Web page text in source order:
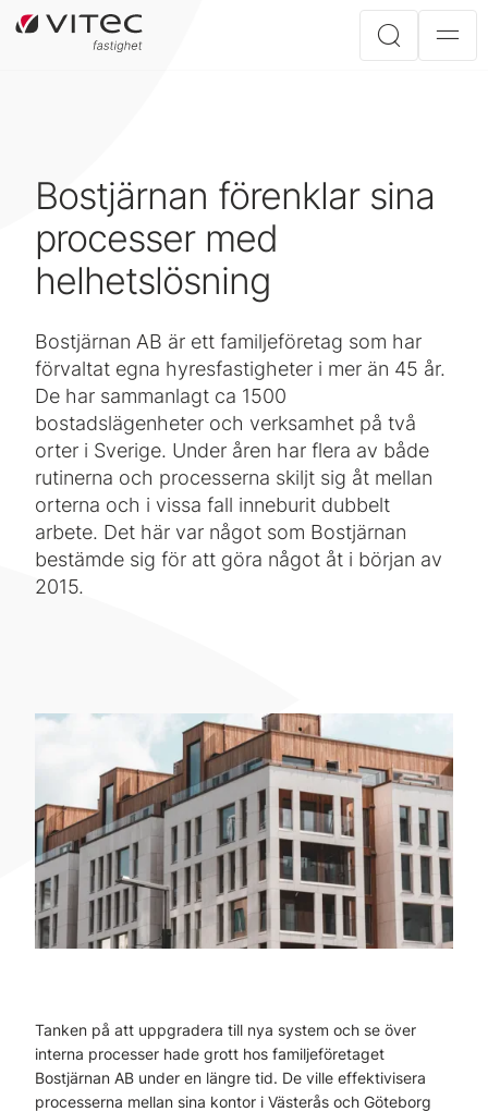
Bostjärnan förenklar sina
processer med
helhetslösning
Bostjärnan AB är ett familjeföretag som har
förvaltat egna hyresfastigheter i mer än 45 år.
De har sammanlagt ca 1500
bostadslägenheter och verksamhet på två
orter i Sverige. Under åren har flera av både
rutinerna och processerna skiljt sig åt mellan
orterna och i vissa fall inneburit dubbelt
arbete. Det här var något som Bostjärnan
bestämde sig för att göra något åt i början av
2015.
Tanken på att uppgradera till nya system och se över
interna processer hade grott hos familjeföretaget
Bostjärnan AB under en längre tid. De ville effektivisera
processerna mellan sina kontor i Västerås och Göteborg